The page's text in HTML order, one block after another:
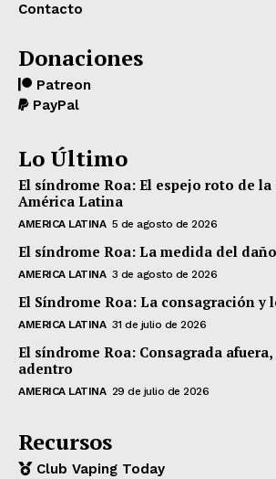
Contacto
Donaciones
Patreon
PayPal
Lo Último
El síndrome Roa: El espejo roto de
América Latina
AMERICA LATINA 5 de agosto de 2026
El síndrome Roa: La medida del daño
AMERICA LATINA 3 de agosto de 2026
El Síndrome Roa: La consagración y
AMERICA LATINA 31 de julio de 2026
El síndrome Roa: Consagrada
adentro
AMERICA LATINA 29 de julio de 2026
Recursos
Club Vaping Today